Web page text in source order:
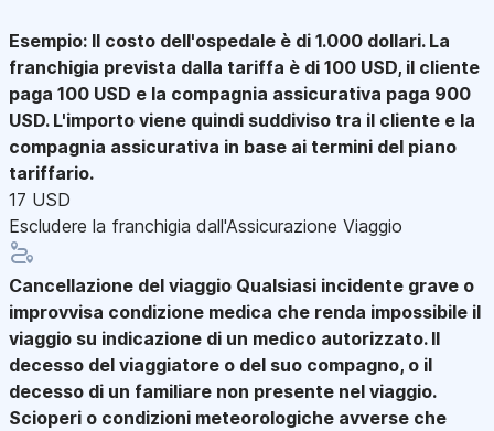
Esempio: Il costo dell'ospedale è di 1.000 dollari. La
franchigia prevista dalla tariffa è di 100 USD, il cliente
paga 100 USD e la compagnia assicurativa paga 900
USD. L'importo viene quindi suddiviso tra il cliente e la
compagnia assicurativa in base ai termini del piano
tariffario.
17 USD
Escludere la franchigia dall'Assicurazione Viaggio
Cancellazione del viaggio Qualsiasi incidente grave o
improvvisa condizione medica che renda impossibile il
viaggio su indicazione di un medico autorizzato. Il
decesso del viaggiatore o del suo compagno, o il
decesso di un familiare non presente nel viaggio.
Scioperi o condizioni meteorologiche avverse che